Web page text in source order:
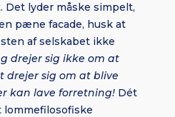
lyder måske simpelt,
pæne facade, husk at
af selskabet ikke
drejer sig ikke om at
drejer sig om at blive
kan lave forretning! Dét